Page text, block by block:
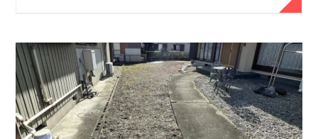
しい
・2階の屋根まで伸びている木を伐採してほしい
・電線まで木が伸び、危ないから木を伐採してほし
い
・隣の家まで木が伸びてしまいクレームを受けたの
小さな木１本から定期的なお庭のお手入れまでぜひ
庭真までご用命ください。